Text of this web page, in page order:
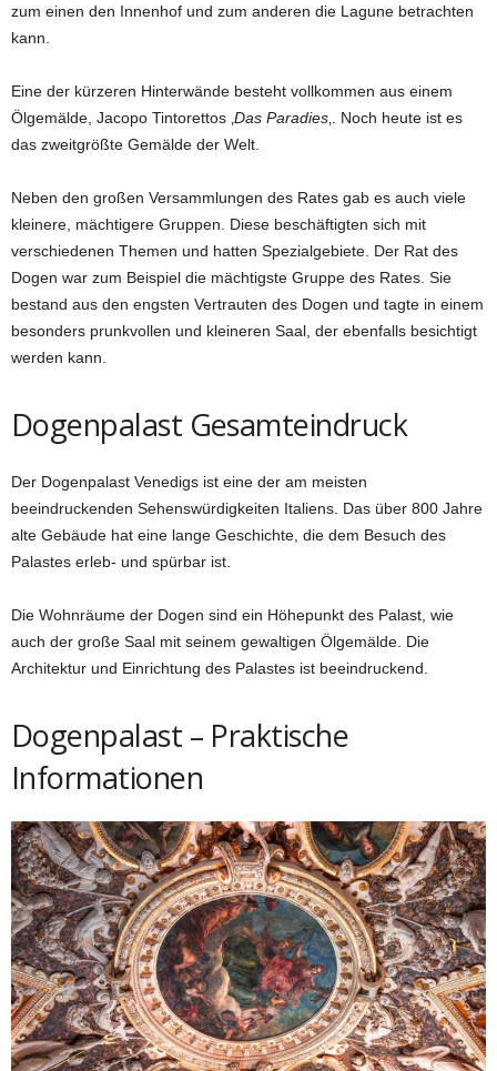
zum einen den Innenhof und zum anderen die Lagune betrachten
kann.
Eine der kürzeren Hinterwände besteht vollkommen aus einem
Ölgemälde, Jacopo Tintorettos ‚ Das Paradies ‚. Noch heute ist es
das zweitgrößte Gemälde der Welt.
Neben den großen Versammlungen des Rates gab es auch viele
kleinere, mächtigere Gruppen. Diese beschäftigten sich mit
verschiedenen Themen und hatten Spezialgebiete. Der Rat des
Dogen war zum Beispiel die mächtigste Gruppe des Rates. Sie
bestand aus den engsten Vertrauten des Dogen und tagte in einem
besonders prunkvollen und kleineren Saal, der ebenfalls besichtigt
werden kann.
Dogenpalast Gesamteindruck
Der Dogenpalast Venedigs ist eine der am meisten
beeindruckenden Sehenswürdigkeiten Italiens. Das über 800 Jahre
alte Gebäude hat eine lange Geschichte, die dem Besuch des
Palastes erleb- und spürbar ist.
Die Wohnräume der Dogen sind ein Höhepunkt des Palast, wie
auch der große Saal mit seinem gewaltigen Ölgemälde. Die
Architektur und Einrichtung des Palastes ist beeindruckend.
Dogenpalast – Praktische
Informationen